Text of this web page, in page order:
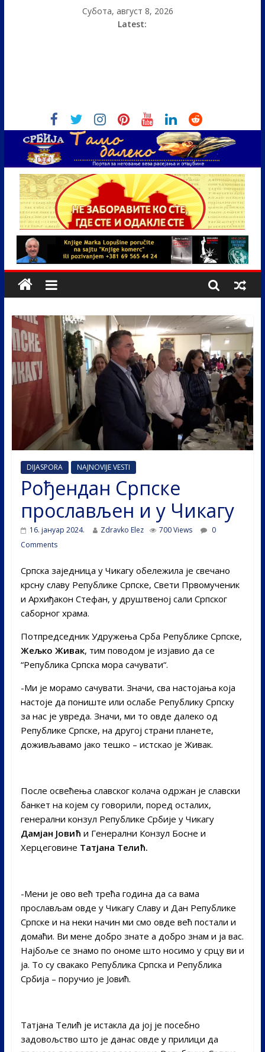
Субота, август 8, 2026
Latest:
DIJASPORA NAJNOVIJE VESTI
Рођендан Српске
прослављен и у Чикагу
16. јануар 2024. Zdravko Elez 700 Views
0
Comments
Српска заједница у Чикагу обележила је свечано
крсну славу Републике Српске, Свети Првомученик
и Архиђакон Стефан, у друштвеној сали Српског
саборног храма.
Потпредседник Удружења Срба Републике Српске,
Жељко Живак, тим поводом је изјавио да се
“Република Српска мора сачувати“.
-Ми је морамо сачувати. Значи, сва настојања која
настоје да пониште или ослабе Републику Српску
за нас је увреда. Значи, ми то овде далеко од
Републике Српске, на другој страни планете,
доживљавамо јако тешко – истскао је Живак.
После освећења славског колача одржан је славски
банкет на којем су говорили, поред осталих,
генерални конзул Републике Србије у Чикагу
Дамјан Јовић и Генерални Конзул Босне и
Херцеговине Татјана Телић.
-Мени је ово већ трећа година да са вама
прослављам овде у Чикагу Славу и Дан Републике
Српске и на неки начин ми смо овде већ постали и
домаћи. Ви мене добро знате а добро знам и ја вас.
Најбоље се знамо по ономе што носимо у срцу ви и
ја. То су свакако Република Српска и Република
Србија – поручио је Јовић.
Татјана Телић је истакла да јој је посебно
задовољство што је данас овде у прилици да